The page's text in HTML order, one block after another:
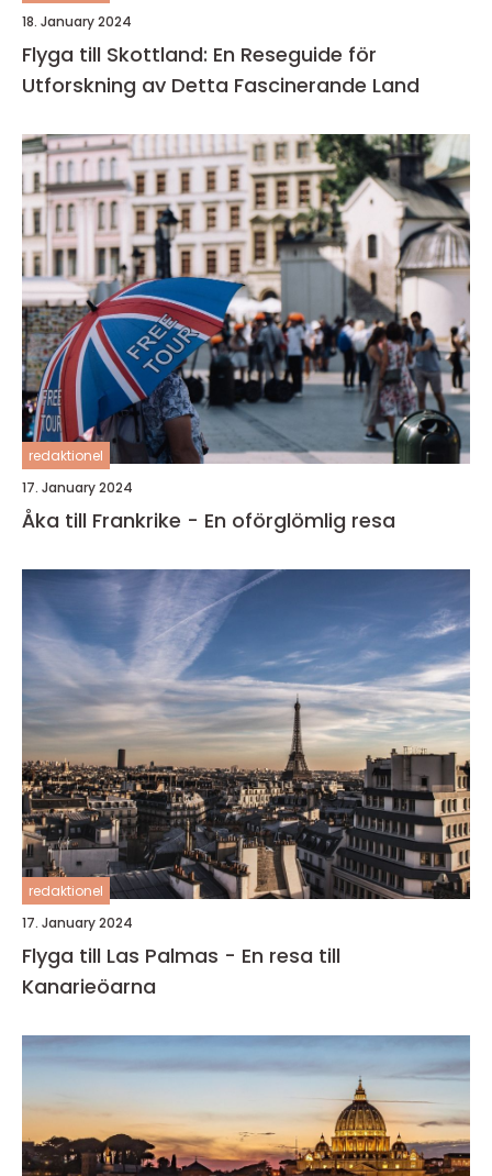
18. January 2024
Flyga till Skottland: En Reseguide för
Utforskning av Detta Fascinerande Land
redaktionel
17. January 2024
Åka till Frankrike - En oförglömlig resa
redaktionel
17. January 2024
Flyga till Las Palmas - En resa till
Kanarieöarna